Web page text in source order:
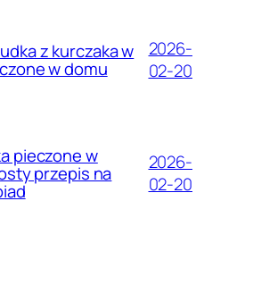
z kurczaka w
w domu
2026-
02-20
pieczone w
przepis na
2026-
02-20